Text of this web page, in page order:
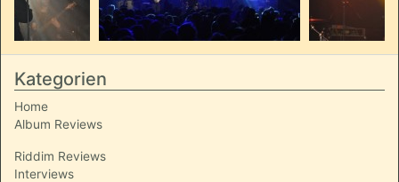
Kategorien
Home
Album Reviews
Riddim Reviews
Interviews